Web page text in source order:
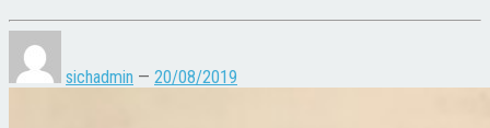
sichadmin — 20/08/2019